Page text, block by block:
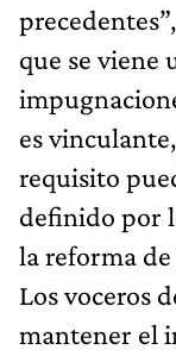
que se viene
es
requisito
definido por
la reforma
Los voceros
mantener el